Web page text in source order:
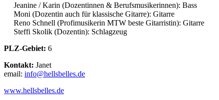
Jeanine / Karin (Dozentinnen & Berufsmusikerinnen): Bass
Moni (Dozentin auch für klassische Gitarre): Gitarre
Reno Schnell (Profimusikerin MTW beste Gitarristin): Gitarre
Steffi Skolik (Dozentin): Schlagzeug
PLZ-Gebiet: 6
Kontakt: Janet
email:
ed.se
llebs
lleh@
ofni
www.hellsbelles.de